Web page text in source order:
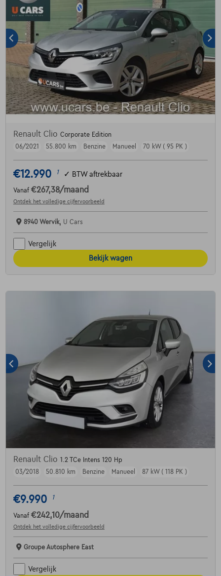
Renault Clio Corporate Edition
06/2021
55.800 km Benzine Manueel 70 kW ( 95 PK )
€12.990 1 ✓ BTW aftrekbaar
Vanaf €267,38/maand
Ontdek het volledige cijfervoorbeeld
8940 Wervik, U Cars
Vergelijk
Bekijk wagen
Renault Clio 1.2 TCe Intens 120 Hp
03/2018
50.810 km Benzine Manueel 87 kW ( 118 PK )
€9.990 1
Vanaf €242,10/maand
Ontdek het volledige cijfervoorbeeld
Groupe Autosphere East
Vergelijk